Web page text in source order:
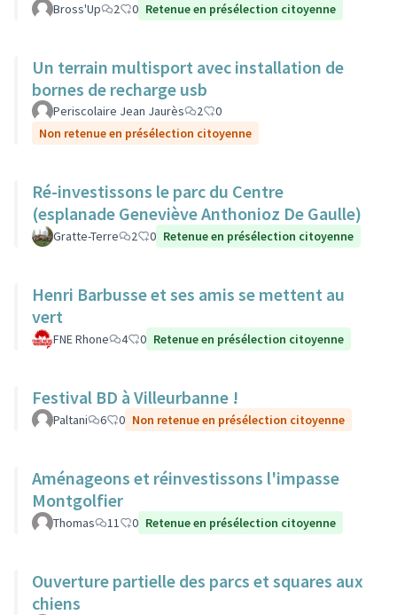
Bross'Up 2 0 Retenue en présélection citoyenne
Un terrain multisport avec installation de
bornes de recharge usb
Periscolaire Jean Jaurès 2
0
Non retenue en présélection citoyenne
Ré-investissons le parc du Centre
(esplanade Geneviève Anthonioz De Gaulle)
Gratte-Terre 2 0 Retenue en présélection citoyenne
Henri Barbusse et ses amis se mettent au
vert
FNE Rhone 4 0 Retenue en présélection citoyenne
Festival BD à Villeurbanne !
Paltani 6 0 Non retenue en présélection citoyenne
Aménageons et réinvestissons l'impasse
Montgolfier
Thomas 11 0 Retenue en présélection citoyenne
Ouverture partielle des parcs et squares aux
chiens